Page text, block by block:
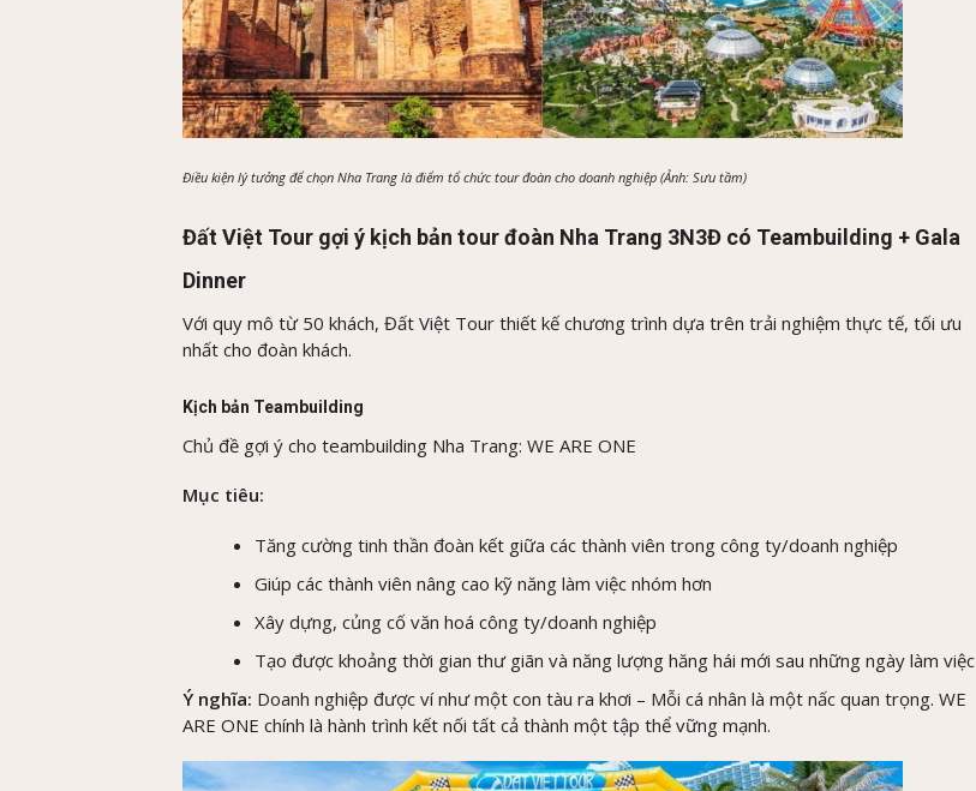
Điều kiện lý tưởng để chọn Nha Trang là điểm tổ chức tour đoàn cho doanh nghiệp (Ảnh: Sưu tầm)
Đất Việt Tour gợi ý kịch bản tour đoàn Nha Trang 3N3Đ có Teambuilding + Gala
Dinner
Với quy mô từ 50 khách, Đất Việt Tour thiết kế chương trình dựa trên trải nghiệm thực tế, tối ưu
nhất cho đoàn khách.
Kịch bản Teambuilding
Chủ đề gợi ý cho teambuilding Nha Trang: WE ARE ONE
Mục tiêu:
Tăng cường tinh thần đoàn kết giữa các thành viên trong công ty/doanh nghiệp
Giúp các thành viên nâng cao kỹ năng làm việc nhóm hơn
Xây dựng, củng cố văn hoá công ty/doanh nghiệp
Tạo được khoảng thời gian thư giãn và năng lượng hăng hái mới sau những ngày làm việc
Ý nghĩa: Doanh nghiệp được ví như một con tàu ra khơi – Mỗi cá nhân là một nấc quan trọng. WE
ARE ONE chính là hành trình kết nối tất cả thành một tập thể vững mạnh.